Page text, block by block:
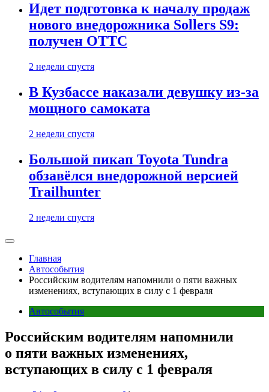
Идет подготовка к началу продаж
нового внедорожника Sollers S9:
получен ОТТС
2 недели спустя
В Кузбассе наказали девушку из-за
мощного самоката
2 недели спустя
Большой пикап Toyota Tundra
обзавёлся внедорожной версией
Trailhunter
2 недели спустя
Главная
Автособытия
Российским водителям напомнили о пяти важных
изменениях, вступающих в силу с 1 февраля
Автособытия
Российским водителям напомнили
о пяти важных изменениях,
вступающих в силу с 1 февраля